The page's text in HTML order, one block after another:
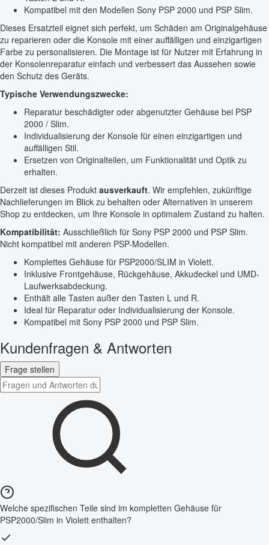
Kompatibel mit den Modellen Sony PSP 2000 und PSP Slim.
Dieses Ersatzteil eignet sich perfekt, um Schäden am Originalgehäuse
zu reparieren oder die Konsole mit einer auffälligen und einzigartigen
Farbe zu personalisieren. Die Montage ist für Nutzer mit Erfahrung in
der Konsolenreparatur einfach und verbessert das Aussehen sowie
den Schutz des Geräts.
Typische Verwendungszwecke:
Reparatur beschädigter oder abgenutzter Gehäuse bei PSP
2000 / Slim.
Individualisierung der Konsole für einen einzigartigen und
auffälligen Stil.
Ersetzen von Originalteilen, um Funktionalität und Optik zu
erhalten.
Derzeit ist dieses Produkt ausverkauft. Wir empfehlen, zukünftige
Nachlieferungen im Blick zu behalten oder Alternativen in unserem
Shop zu entdecken, um Ihre Konsole in optimalem Zustand zu halten.
Kompatibilität: Ausschließlich für Sony PSP 2000 und PSP Slim.
Nicht kompatibel mit anderen PSP-Modellen.
Komplettes Gehäuse für PSP2000/SLIM in Violett.
Inklusive Frontgehäuse, Rückgehäuse, Akkudeckel und UMD-
Laufwerksabdeckung.
Enthält alle Tasten außer den Tasten L und R.
Ideal für Reparatur oder Individualisierung der Konsole.
Kompatibel mit Sony PSP 2000 und PSP Slim.
Kundenfragen & Antworten
Frage stellen
Welche spezifischen Teile sind im kompletten Gehäuse für
PSP2000/Slim in Violett enthalten?